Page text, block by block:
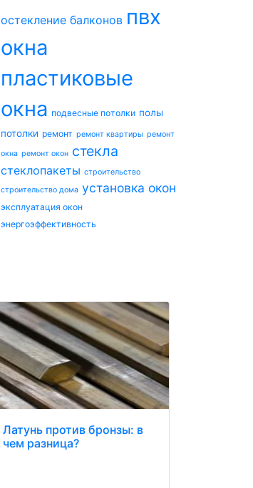
остекление балконов пвх
окна
пластиковые
окна подвесные потолки полы
потолки ремонт ремонт квартиры ремонт
окна ремонт окон стекла
стеклопакеты строительство
строительство дома установка окон
эксплуатация окон
энергоэффективность
Латунь против бронзы: в
чем разница?